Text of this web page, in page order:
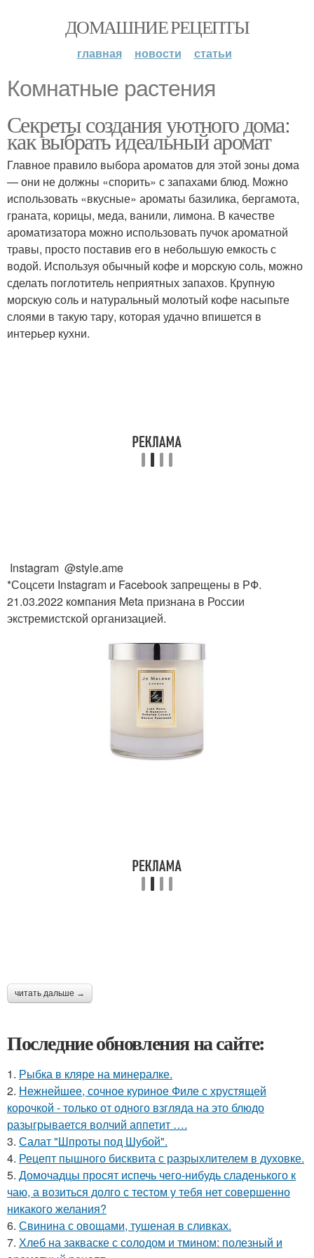
ДОМАШНИЕ РЕЦЕПТЫ
главная новости статьи
Комнатные растения
Секреты создания уютного дома:
как выбрать идеальный аромат
Главное правило выбора ароматов для этой зоны дома
— они не должны «спорить» с запахами блюд. Можно
использовать «вкусные» ароматы базилика, бергамота,
граната, корицы, меда, ванили, лимона. В качестве
ароматизатора можно использовать пучок ароматной
травы, просто поставив его в небольшую емкость с
водой. Используя обычный кофе и морскую соль, можно
сделать поглотитель неприятных запахов. Крупную
морскую соль и натуральный молотый кофе насыпьте
слоями в такую тару, которая удачно впишется в
интерьер кухни.
Instagram @style.ame
*Соцсети Instagram и Facebook запрещены в РФ.
21.03.2022 компания Meta признана в России
экстремистской организацией.
читать дальше →
Последние обновления на сайте:
1. Рыбка в кляре на минералке.
2. Нежнейшее, сочное куриное Филе с хрустящей
корочкой - только от одного взгляда на это блюдо
разыгрывается волчий аппетит ….
3. Салат "Шпроты под Шубой".
4. Рецепт пышного бисквита с разрыхлителем в духовке.
5. Домочадцы просят испечь чего-нибудь сладенького к
чаю, а возиться долго с тестом у тебя нет совершенно
никакого желания?
6. Свинина с овощами, тушеная в сливках.
7. Хлеб на закваске с солодом и тмином: полезный и